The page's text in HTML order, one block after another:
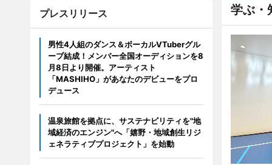
学ぶ・
プレスリリース
男性4人組のダンス＆ボーカルVTuberグル
ープ結成！メンバー全国オーディションを8
月8日より開催。アーティスト
「MASHIHO」があなたのデビューをプロ
デュース
温泉旅館を拠点に、サステナビリティを"地
域経済のエンジン"へ「嬉野・地域創生リジ
ェネラティブプロジェクト」を始動